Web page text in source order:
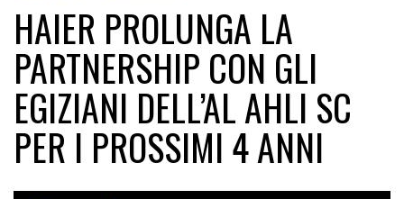
HAIER PROLUNGA LA
PARTNERSHIP CON GLI
EGIZIANI DELL’AL AHLI SC
PER I PROSSIMI 4 ANNI